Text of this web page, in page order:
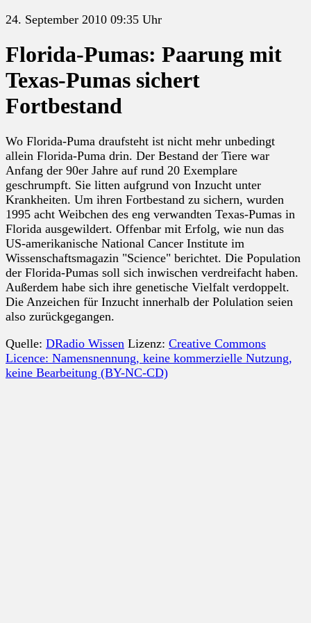
24. September 2010 09:35 Uhr
Florida-Pumas: Paarung mit
Texas-Pumas sichert
Fortbestand
Wo Florida-Puma draufsteht ist nicht mehr unbedingt
allein Florida-Puma drin. Der Bestand der Tiere war
Anfang der 90er Jahre auf rund 20 Exemplare
geschrumpft. Sie litten aufgrund von Inzucht unter
Krankheiten. Um ihren Fortbestand zu sichern, wurden
1995 acht Weibchen des eng verwandten Texas-Pumas in
Florida ausgewildert. Offenbar mit Erfolg, wie nun das
US-amerikanische National Cancer Institute im
Wissenschaftsmagazin "Science" berichtet. Die Population
der Florida-Pumas soll sich inwischen verdreifacht haben.
Außerdem habe sich ihre genetische Vielfalt verdoppelt.
Die Anzeichen für Inzucht innerhalb der Polulation seien
also zurückgegangen.
Quelle: DRadio Wissen Lizenz: Creative Commons
Licence: Namensnennung, keine kommerzielle Nutzung,
keine Bearbeitung (BY-NC-CD)